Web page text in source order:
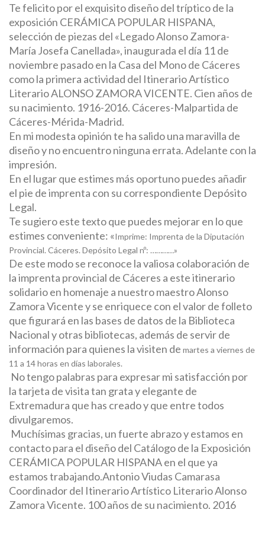
Te felicito por el exquisito diseño del tríptico de la
exposición CERÁMICA POPULAR HISPANA,
selección de piezas del «Legado Alonso Zamora-
María Josefa Canellada», inaugurada el día 11 de
noviembre pasado en la Casa del Mono de Cáceres
como la primera actividad del Itinerario Artístico
Literario ALONSO ZAMORA VICENTE. Cien años de
su nacimiento. 1916-2016. Cáceres-Malpartida de
Cáceres-Mérida-Madrid.
En mi modesta opinión te ha salido una maravilla de
diseño y no encuentro ninguna errata. Adelante con la
impresión.
En el lugar que estimes más oportuno puedes añadir
el pie de imprenta con su correspondiente Depósito
Legal.
Te sugiero este texto que puedes mejorar en lo que
estimes conveniente: «Imprime: Imprenta de la Diputación
Provincial. Cáceres. Depósito Legal nº: …………»
De este modo se reconoce la valiosa colaboración de
la imprenta provincial de Cáceres a este itinerario
solidario en homenaje a nuestro maestro Alonso
Zamora Vicente y se enriquece con el valor de folleto
que figurará en las bases de datos de la Biblioteca
Nacional y otras bibliotecas, además de servir de
información para quienes la visiten de martes a viernes de
11 a 14 horas en días laborales.
No tengo palabras para expresar mi satisfacción por
la tarjeta de visita tan grata y elegante de
Extremadura que has creado y que entre todos
divulgaremos.
Muchísimas gracias, un fuerte abrazo y estamos en
contacto para el diseño del Catálogo de la Exposición
CERÁMICA POPULAR HISPANA en el que ya
estamos trabajando.Antonio Viudas Camarasa
Coordinador del Itinerario Artístico Literario Alonso
Zamora Vicente. 100 años de su nacimiento. 2016